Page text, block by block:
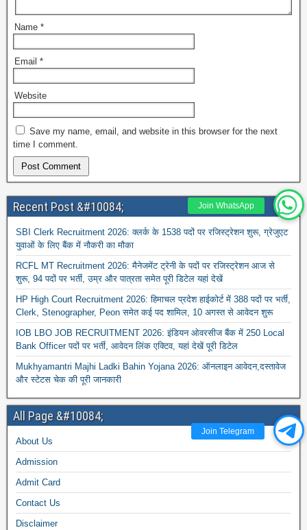
Join WhatsApp
Join Telegram
Name *
Email *
Website
Save my name, email, and website in this browser for the next
time I comment.
Recent Post &#10084;
SBI Clerk Recruitment 2026: क्लर्क के 1538 पदों पर रजिस्ट्रेशन शुरू, ग्रेजुएट
युवाओं के लिए बैंक में नौकरी का मौका
RCFL MT Recruitment 2026: मैनेजमेंट ट्रेनी के पदों पर रजिस्ट्रेशन आज से
शुरू, 94 पदों पर भर्ती, उम्र और पात्रता समेत पूरी डिटेल यहां देखें
HP High Court Recruitment 2026: हिमाचल प्रदेश हाईकोर्ट में 388 पदों पर भर्ती,
Clerk, Stenographer, Peon समेत कई पद शामिल, 10 अगस्त से आवेदन शुरू
IOB LBO JOB RECRUITMENT 2026: इंडियन ओवरसीज बैंक में 250 Local
Bank Officer पदों पर भर्ती, आवेदन लिंक एक्टिव, यहां देखें पूरी डिटेल
Mukhyamantri Majhi Ladki Bahin Yojana 2026: ऑनलाइन आवेदन,दस्तावेज
और स्टेटस चेक की पूरी जानकारी
All Page &#10084;
About Us
Admission
Admit Card
Contact Us
Disclaimer